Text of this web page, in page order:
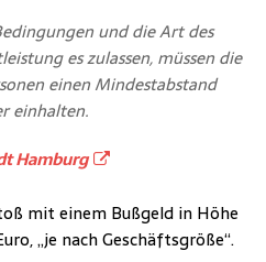
und die Art des
es zulassen, müssen die
einen Mindestabstand
einhalten.
Hamburg
mit einem Bußgeld in Höhe
„je nach Geschäftsgröße“.